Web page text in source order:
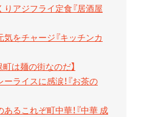
アジフライ定食『居酒屋
をチャージ『キッチンカ
町は麺の街なのだ】
ライスに感涙！『お茶の
るこれぞ町中華！『中華 成